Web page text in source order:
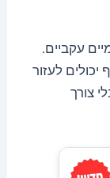
עקביים.
לעזור
צורך